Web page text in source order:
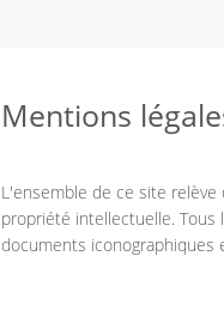
Mentions
L'ensemble de ce site
propriété intellectuelle.
documents iconographiques